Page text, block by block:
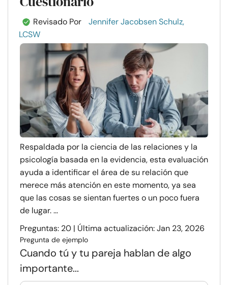
Revisado Por
Jennifer Jacobsen Schulz,
LCSW
Respaldada por la ciencia de las relaciones y la
psicología basada en la evidencia, esta evaluación
ayuda a identificar el área de su relación que
merece más atención en este momento, ya sea
que las cosas se sientan fuertes o un poco fuera
de lugar. ...
Preguntas: 20 | Última actualización: Jan 23, 2026
Pregunta de ejemplo
Cuando tú y tu pareja hablan de algo
importante...